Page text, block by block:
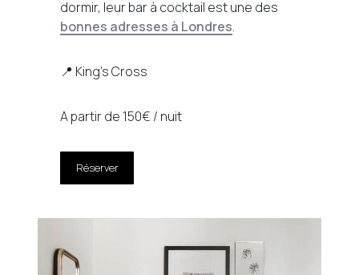
dormir, leur bar à cocktail est une des
bonnes adresses à Londres.
📍 King’s Cross
A partir de 150€ / nuit
Réserver